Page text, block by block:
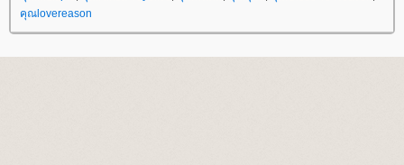
คุณlovereason